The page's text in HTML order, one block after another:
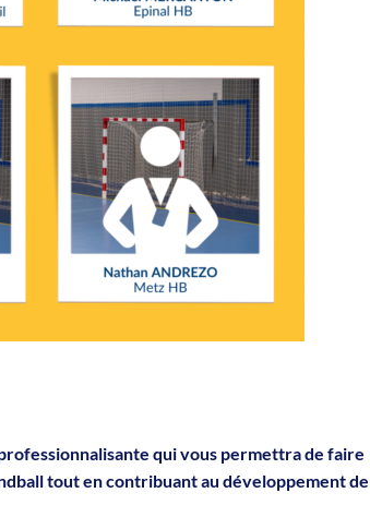
qui vous permettra de faire
tout en contribuant au développement de